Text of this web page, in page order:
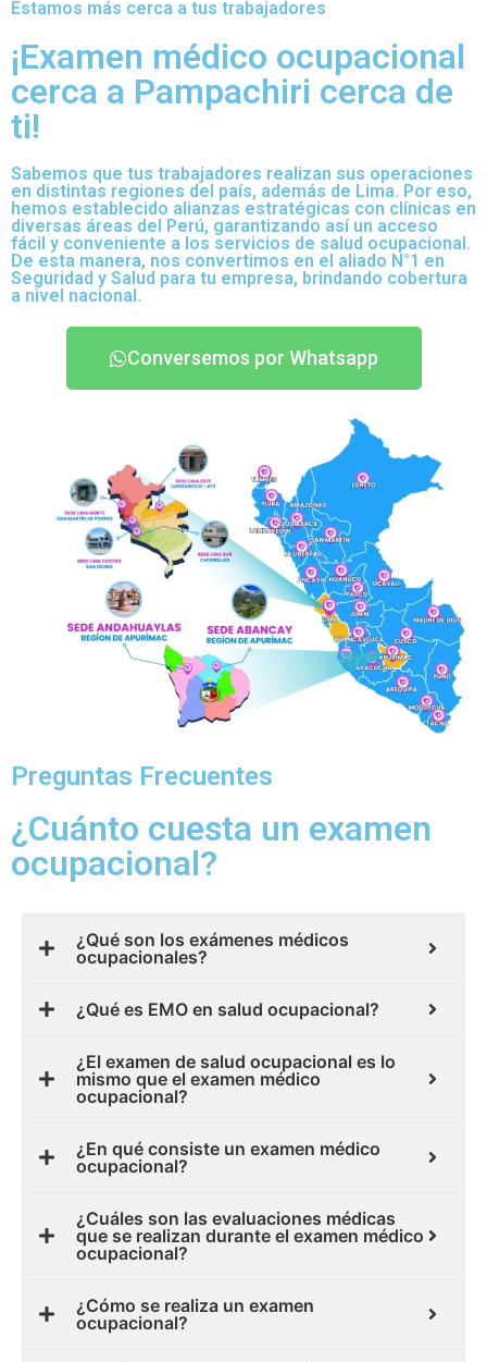
Estamos más cerca a tus trabajadores
¡Examen médico ocupacional
cerca a Pampachiri cerca de
ti!
Sabemos que tus trabajadores realizan sus operaciones
en distintas regiones del país, además de Lima. Por eso,
hemos establecido alianzas estratégicas con clínicas en
diversas áreas del Perú, garantizando así un acceso
fácil y conveniente a los servicios de salud ocupacional.
De esta manera, nos convertimos en el aliado N°1 en
Seguridad y Salud para tu empresa, brindando cobertura
a nivel nacional.
Conversemos por Whatsapp
Preguntas Frecuentes
¿Cuánto cuesta un examen
ocupacional?
¿Qué son los exámenes médicos
ocupacionales?
¿Qué es EMO en salud ocupacional?
¿El examen de salud ocupacional es lo
mismo que el examen médico
ocupacional?
¿En qué consiste un examen médico
ocupacional?
¿Cuáles son las evaluaciones médicas
que se realizan durante el examen médico
ocupacional?
¿Cómo se realiza un examen
ocupacional?